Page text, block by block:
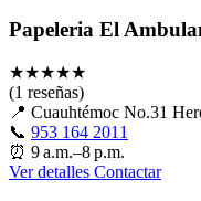
Papeleria El
★★★★★
(1 reseñas)
📍 Cuauhtémoc No.31
📞 953 164 2011
⏰ 9 a.m.–8 p.m.
Ver detalles Contactar